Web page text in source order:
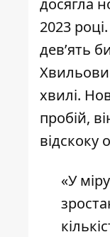
досягла
2023
дев’ять
хвилі.
пробій,
відскоку
«У